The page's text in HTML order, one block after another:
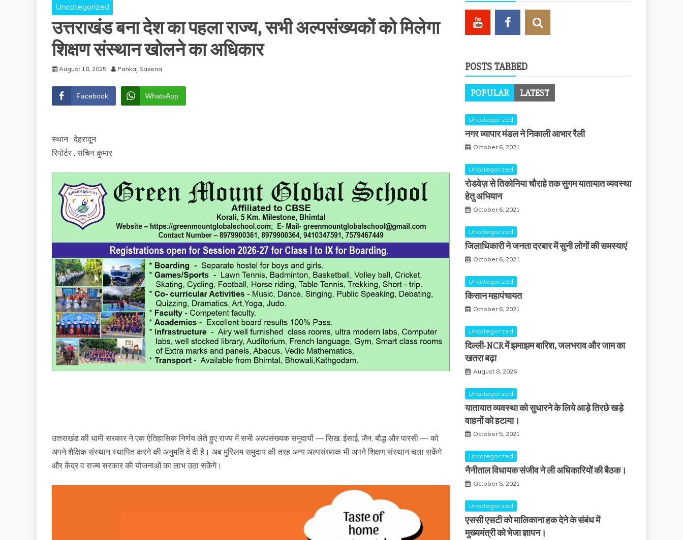
Uncategorized
उत्तराखंड बना देश का पहला राज्य, सभी अल्पसंख्यकों को मिलेगा
शिक्षण संस्थान खोलने का अधिकार
August 18, 2025 Pankaj Saxena
Facebook WhatsApp
स्थान : देहरादून
रिपोर्टर : सचिन कुमार
उत्तराखंड की धामी सरकार ने एक ऐतिहासिक निर्णय लेते हुए राज्य में सभी अल्पसंख्यक समुदायों — सिख, ईसाई, जैन, बौद्ध और पारसी — को
अपने शैक्षिक संस्थान स्थापित करने की अनुमति दे दी है। अब मुस्लिम समुदाय की तरह अन्य अल्पसंख्यक भी अपने शिक्षण संस्थान चला सकेंगे
और केंद्र व राज्य सरकार की योजनाओं का लाभ उठा सकेंगे।
POSTS TABBED
POPULAR LATEST
Uncategorized
नगर व्यापार मंडल ने निकाली आभार रैली
October 6, 2021
Uncategorized
रोडवेज़ से तिकोनिया चौराहे तक सुगम यातायात व्यवस्था
हेतु अभियान
October 6, 2021
Uncategorized
जिलाधिकारी ने जनता दरबार में सुनी लोगों की समस्याएं
October 6, 2021
Uncategorized
किसान महापंचायत
October 6, 2021
Uncategorized
दिल्ली-NCR में झमाझम बारिश, जलभराव और जाम का
खतरा बढ़ा
August 8, 2026
Uncategorized
यातायात व्यवस्था को सुधारने के लिये आड़े तिरछे खड़े
वाहनों को हटाया।
October 5, 2021
Uncategorized
नैनीताल विधायक संजीव ने ली अधिकारियों की बैठक।
October 5, 2021
Uncategorized
एससी एसटी को मालिकाना हक देने के संबंध में
मुख्यमंत्री को भेजा ज्ञापन।